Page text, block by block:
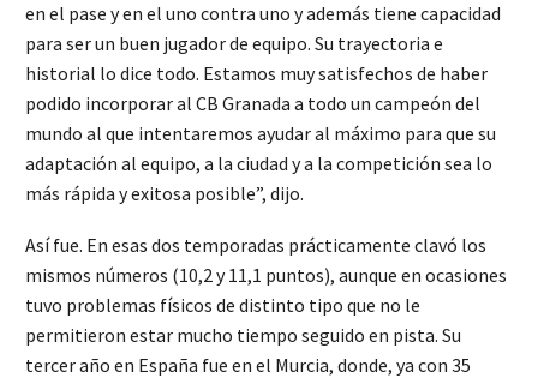
en el pase y en el uno contra uno y además tiene capacidad
para ser un buen jugador de equipo. Su trayectoria e
historial lo dice todo. Estamos muy satisfechos de haber
podido incorporar al CB Granada a todo un campeón del
mundo al que intentaremos ayudar al máximo para que su
adaptación al equipo, a la ciudad y a la competición sea lo
más rápida y exitosa posible”, dijo.
Así fue. En esas dos temporadas prácticamente clavó los
mismos números (10,2 y 11,1 puntos), aunque en ocasiones
tuvo problemas físicos de distinto tipo que no le
permitieron estar mucho tiempo seguido en pista. Su
tercer año en España fue en el Murcia, donde, ya con 35